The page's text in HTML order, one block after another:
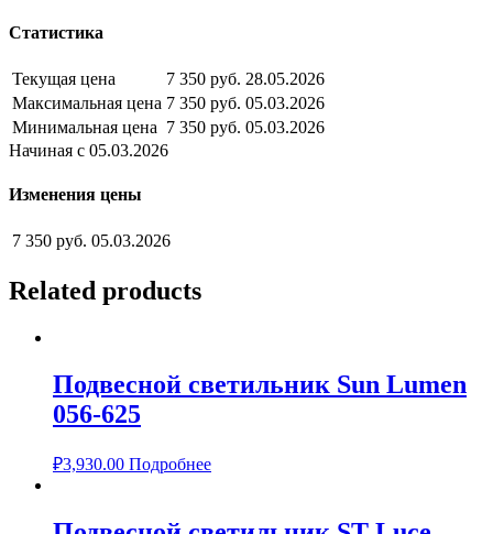
Статистика
Текущая цена 7 350 руб. 28.05.2026
Максимальная цена 7 350 руб. 05.03.2026
Минимальная цена 7 350 руб. 05.03.2026
Начиная с 05.03.2026
Изменения цены
7 350 руб. 05.03.2026
Related products
Подвесной светильник Sun Lumen
056-625
₽3,930.00 Подробнее